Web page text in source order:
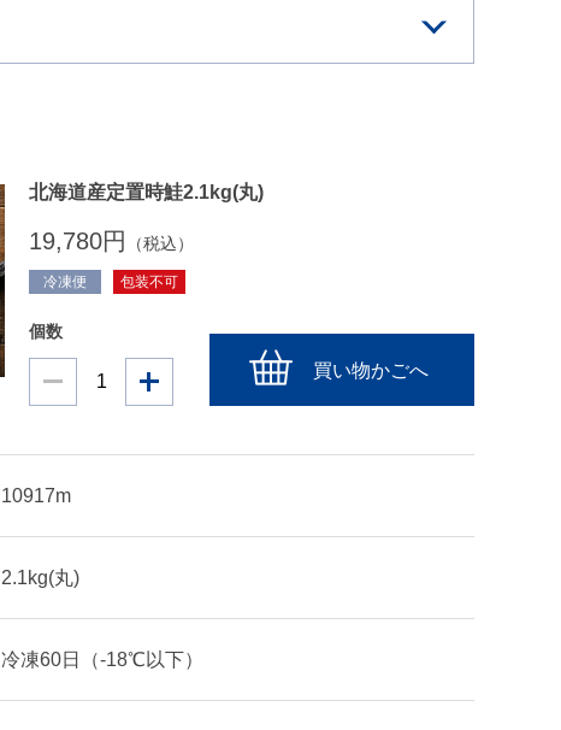
北海道産定置時鮭2.1kg(丸)
19,780円 （税込）
冷凍便 包装不可
個数
買い物かごへ
10917m
2.1kg(丸)
冷凍60日（-18℃以下）